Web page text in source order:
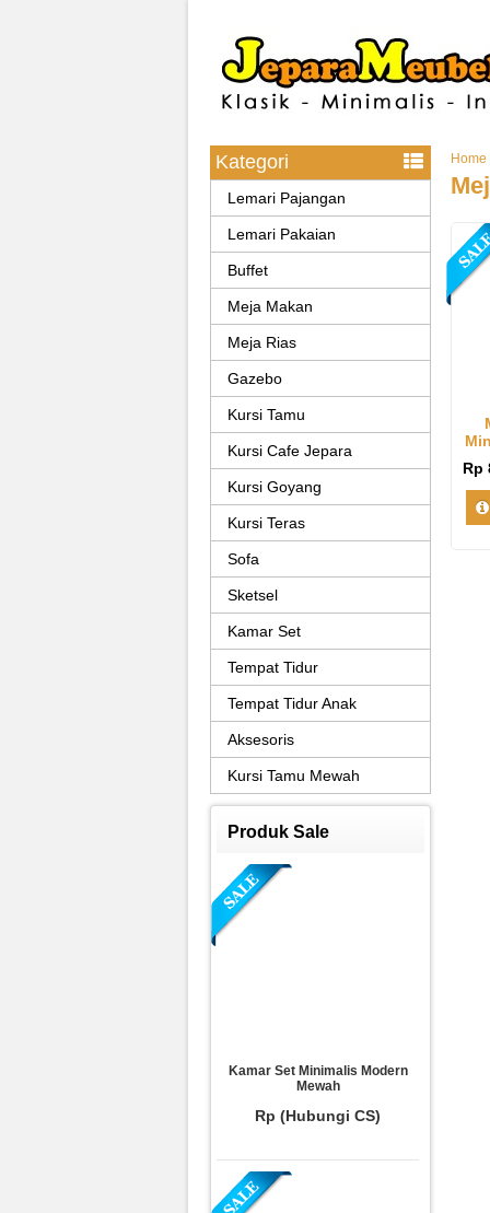
Home
Rp
Kategori
Lemari Pajangan
Lemari Pakaian
Buffet
Meja Makan
Meja Rias
Gazebo
Kursi Tamu
Kursi Cafe Jepara
Kursi Goyang
Kursi Teras
Sofa
Sketsel
Kamar Set
Tempat Tidur
Tempat Tidur Anak
Aksesoris
Kursi Tamu Mewah
Produk Sale
Kamar Set Minimalis Modern
Mewah
Rp (Hubungi CS)